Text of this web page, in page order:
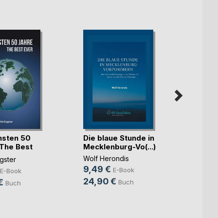
50
Best
E-Book
Buch
Die blaue Stunde in
Mecklenburg-Vo(...)
Wolf Herondis
9,49 € E-Book
24,90 € Buch